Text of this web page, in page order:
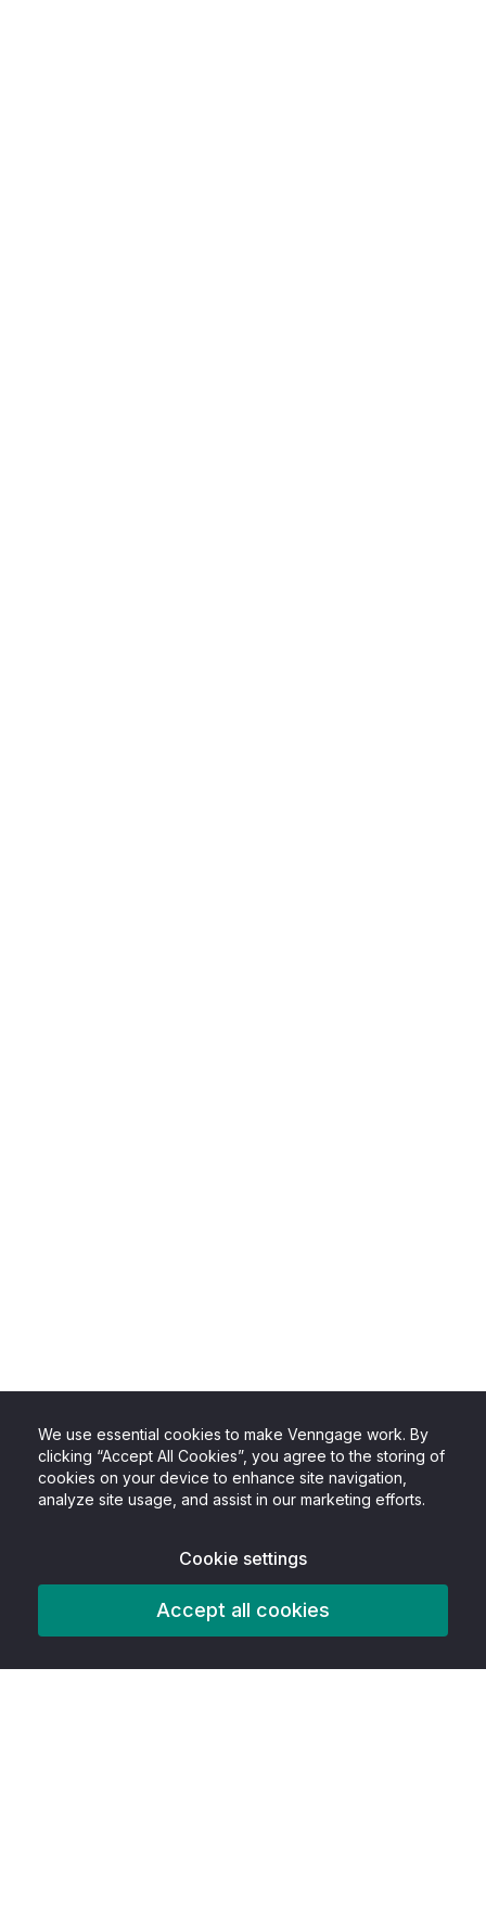
We use essential cookies to make Venngage work. By
clicking “Accept All Cookies”, you agree to the storing of
cookies on your device to enhance site navigation,
analyze site usage, and assist in our marketing efforts.
Cookie settings
Accept all cookies